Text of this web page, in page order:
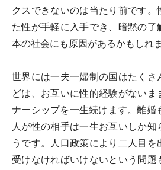
クスできないのは当たり前です
た性が手軽に入手でき、暗黙の了
本の社会にも原因があるかもしれま
世界には一夫一婦制の国はたくさ
どは、お互いに性的経験がないま
ナーシップを一生続けます。離婚
人が性の相手は一生お互いしか知
うです。人口政策により二人目
受けなければいけないという問